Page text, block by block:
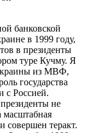
банковской
в 1999 году,
в президенты
туре Кучму. Я
из МВФ,
государства
с Россией.
не
масштабная
совершен теракт.